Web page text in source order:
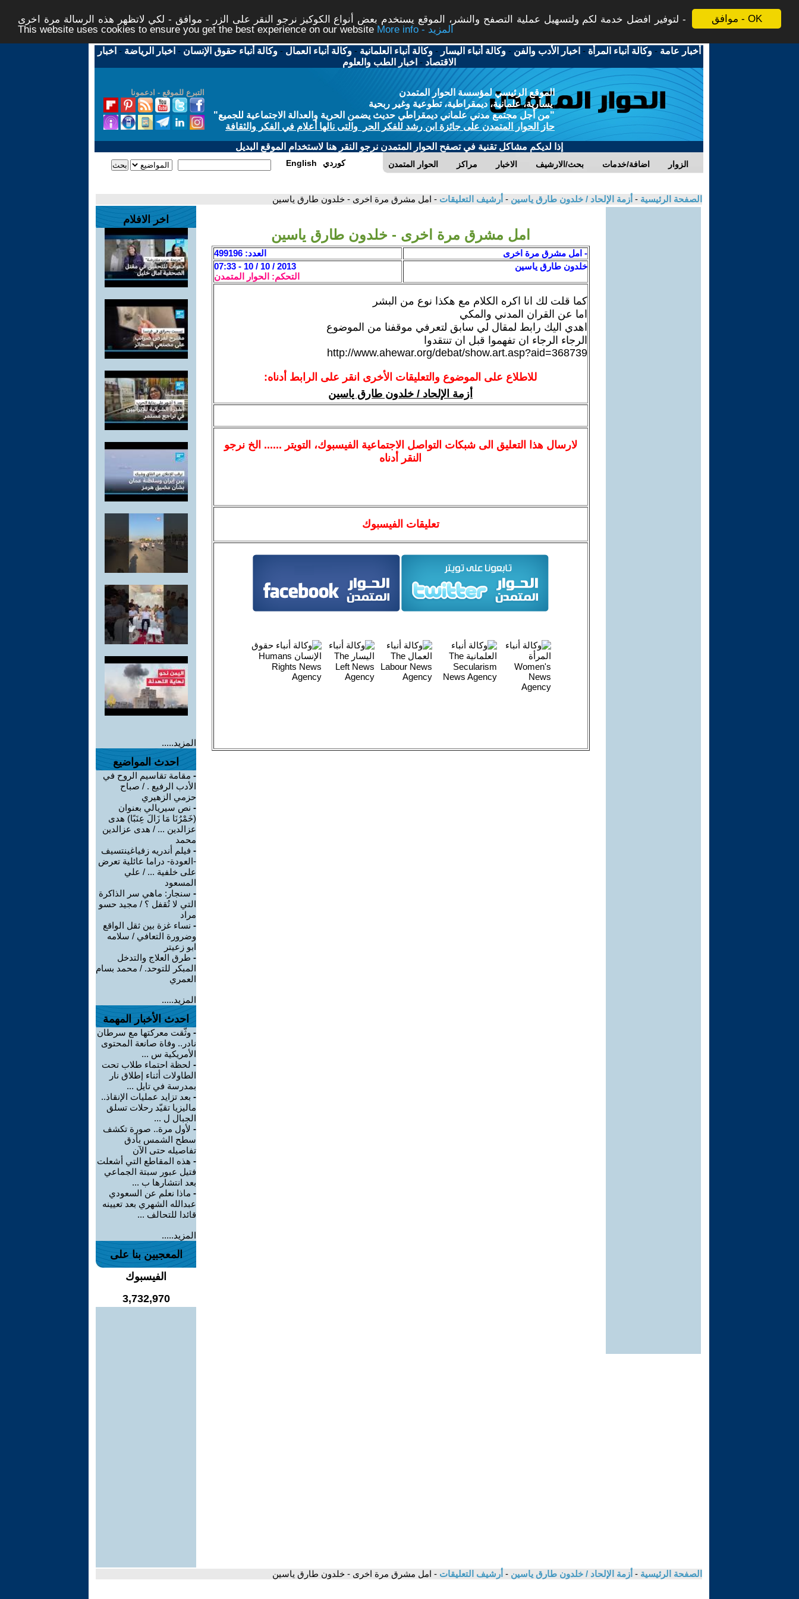
موافق - OK
لتوفير افضل خدمة لكم ولتسهيل عملية التصفح والنشر، الموقع يستخدم بعض أنواع الكوكيز نرجو النقر على الزر - موافق - لكي لاتظهر هذه الرسالة مرة اخرى -
This website uses cookies to ensure you get the best experience on our website
More info - المزيد
أخبار عامة -وكالة أنباء المرأة - اخبار الأدب والفن -وكالة أنباء اليسار -وكالة أنباء العلمانية -وكالة أنباء العمال -وكالة أنباء حقوق الإنسان - اخبار الرياضة - اخبار
الاقتصاد - اخبار الطب والعلوم
التبرع للموقع - ادعمونا
الموقع الرئيسي لمؤسسة الحوار المتمدن
يسارية، علمانية، ديمقراطية، تطوعية وغير ربحية
"من أجل مجتمع مدني علماني ديمقراطي حديث يضمن الحرية والعدالة الاجتماعية للجميع"
حاز الحوار المتمدن على جائزة ابن رشد للفكر الحر والتى نالها أعلام في الفكر والثقافة
إذا لديكم مشاكل تقنية في تصفح الحوار المتمدن نرجو النقر هنا لاستخدام الموقع البديل
الحوار المتمدن مراكز الاخبار بحث/الارشيف اضافة/خدمات الزوار English كوردي
الصفحة الرئيسية - أزمة الإلحاد / خلدون طارق ياسين - أرشيف التعليقات - امل مشرق مرة اخرى - خلدون طارق ياسين
امل مشرق مرة اخرى - خلدون طارق ياسين
- امل مشرق مرة اخرى
العدد: 499196
خلدون طارق ياسين
2013 / 10 / 10 - 07:33
التحكم: الحوار المتمدن
كما قلت لك انا اكره الكلام مع هكذا نوع من البشر
اما عن القران المدني والمكي
اهدي اليك رابط لمقال لي سابق لتعرفي موقفنا من الموضوع
الرجاء الرجاء ان تفهموا قبل ان تنتقدوا
http://www.ahewar.org/debat/show.art.asp?aid=368739
للاطلاع على الموضوع والتعليقات الأخرى انقر على الرابط أدناه:
أزمة الإلحاد / خلدون طارق ياسين
لارسالهذا التعليق الى شبكات التواصل الاجتماعية الفيسبوك، التويتر ...... الخ نرجو
النقر أدناه
تعليقات الفيسبوك
اخر الافلام
المزيد.....
احدث المواضيع
- مقامة تقاسيم الروح في
الأدب الرفيع . / صباح
حزمي الزهيري
- نص سيريالي بعنوان
(خَمْرُنَا مَا زَالَ عِنَبًا) هدى
عزالدين ... / هدى عزالدين
محمد
- فيلم أندريه زفياغينتسيف
-العودة- دراما عائلية تعرض
على خلفية ... / علي
المسعود
- سنجار: ماهي سر الذاكرة
التي لا تُقفل ؟ / مجيد حسو
مراد
- نساء غزة بين ثقل الواقع
وضرورة التعافي / سلامه
ابو زعيتر
- طرق العلاج والتدخل
المبكر للتوحد. / محمد بسام
العمري
المزيد.....
احدث الأخبار المهمة
- وثّقت معركتها مع سرطان
نادر.. وفاة صانعة المحتوى
الأمريكية س ...
- لحظة احتماء طلاب تحت
الطاولات أثناء إطلاق نار
بمدرسة في تايل ...
- بعد تزايد عمليات الإنقاذ..
ماليزيا تقيّد رحلات تسلق
الجبال ل ...
- لأول مرة.. صورة تكشف
سطح الشمس بأدق
تفاصيله حتى الآن
- هذه المقاطع التي أشعلت
فتيل عبور سبتة الجماعي
بعد انتشارها ب ...
- ماذا نعلم عن السعودي
عبدالله الشهري بعد تعيينه
قائدا للتحالف ...
المزيد.....
المعجبين بنا على
الفيسبوك
3,732,970
الصفحة الرئيسية - أزمة الإلحاد / خلدون طارق ياسين - أرشيف التعليقات - امل مشرق مرة اخرى - خلدون طارق ياسين